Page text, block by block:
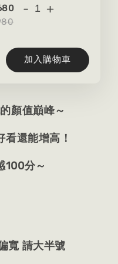
- +
加入購物車
顏值巔峰～
還能增高！
100分～
寬 請大半號